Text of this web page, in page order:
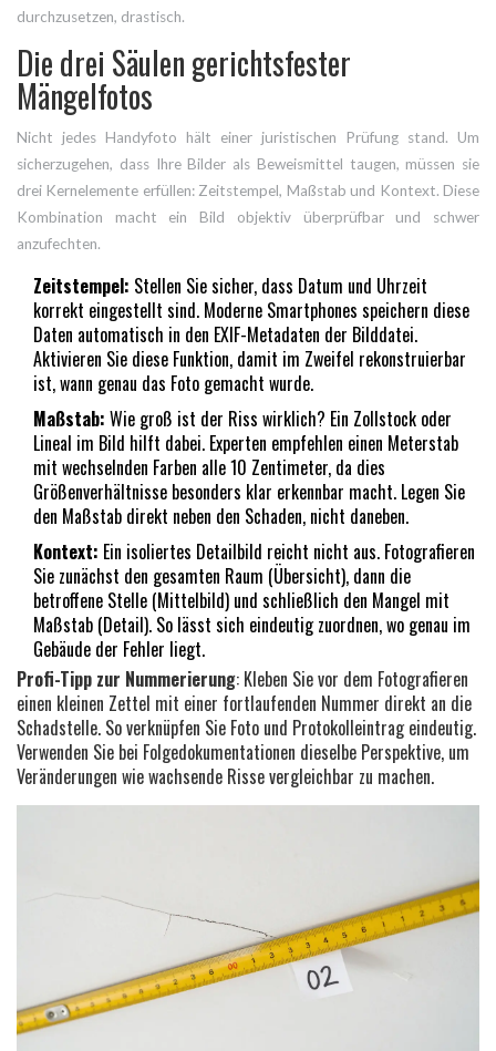
durchzusetzen, drastisch.
Die drei Säulen gerichtsfester
Mängelfotos
Nicht jedes Handyfoto hält einer juristischen Prüfung stand. Um
sicherzugehen, dass Ihre Bilder als Beweismittel taugen, müssen sie
drei Kernelemente erfüllen: Zeitstempel, Maßstab und Kontext. Diese
Kombination macht ein Bild objektiv überprüfbar und schwer
anzufechten.
Zeitstempel: Stellen Sie sicher, dass Datum und Uhrzeit
korrekt eingestellt sind. Moderne Smartphones speichern diese
Daten automatisch in den EXIF-Metadaten der Bilddatei.
Aktivieren Sie diese Funktion, damit im Zweifel rekonstruierbar
ist, wann genau das Foto gemacht wurde.
Maßstab: Wie groß ist der Riss wirklich? Ein Zollstock oder
Lineal im Bild hilft dabei. Experten empfehlen einen Meterstab
mit wechselnden Farben alle 10 Zentimeter, da dies
Größenverhältnisse besonders klar erkennbar macht. Legen Sie
den Maßstab direkt neben den Schaden, nicht daneben.
Kontext: Ein isoliertes Detailbild reicht nicht aus. Fotografieren
Sie zunächst den gesamten Raum (Übersicht), dann die
betroffene Stelle (Mittelbild) und schließlich den Mangel mit
Maßstab (Detail). So lässt sich eindeutig zuordnen, wo genau im
Gebäude der Fehler liegt.
Profi-Tipp zur Nummerierung: Kleben Sie vor dem Fotografieren
einen kleinen Zettel mit einer fortlaufenden Nummer direkt an die
Schadstelle. So verknüpfen Sie Foto und Protokolleintrag eindeutig.
Verwenden Sie bei Folgedokumentationen dieselbe Perspektive, um
Veränderungen wie wachsende Risse vergleichbar zu machen.